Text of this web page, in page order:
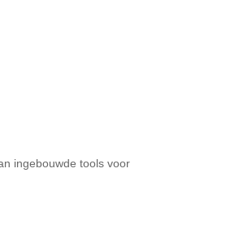
ingebouwde tools voor